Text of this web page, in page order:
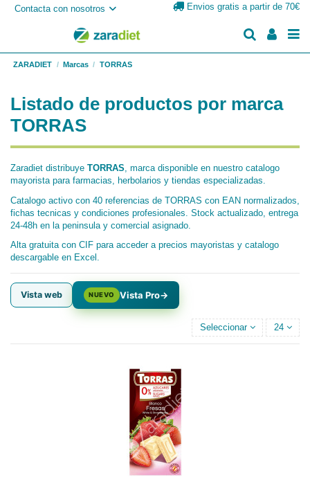
Contacta con nosotros Envios gratis a partir de 70€
ZARADIET Marcas TORRAS
Listado de productos por marca
TORRAS
Zaradiet distribuye TORRAS, marca disponible en nuestro catalogo
mayorista para farmacias, herbolarios y tiendas especializadas.
Catalogo activo con 40 referencias de TORRAS con EAN normalizados,
fichas tecnicas y condiciones profesionales. Stock actualizado, entrega
24-48h en la peninsula y comercial asignado.
Alta gratuita con CIF para acceder a precios mayoristas y catalogo
descargable en Excel.
Vista web NUEVO Vista Pro→
Seleccionar 24